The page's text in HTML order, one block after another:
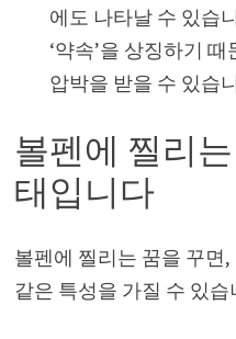
에도 나타날 수 있습
‘약속’을 상징하기
압박을 받을 수 있습
볼펜에 찔리
태입니다
볼펜에 찔리는 꿈을 꾸면
같은 특성을 가질 수 있습